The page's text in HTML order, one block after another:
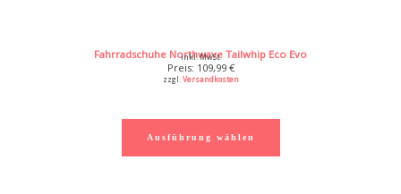
Fahrradschuhe Northwave Tailwhip Eco Evo
109,99 €
inkl. MwSt.
zzgl. Versandkosten
Ausführung wählen